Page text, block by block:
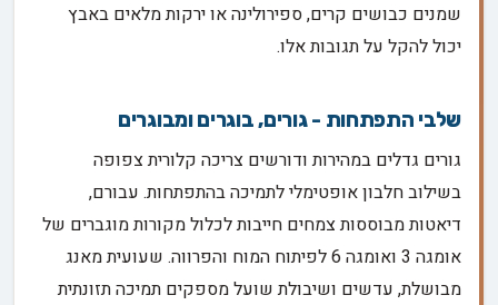
שמנים כבושים קרים, ספירולינה או ירקות מלאים באבץ
יכול להקל על תגובות אלו.
שלבי התפתחות - גורים, בוגרים ומבוגרים
גורים גדלים במהירות ודורשים צריכה קלורית צפופה
בשילוב חלבון אופטימלי לתמיכה בהתפתחות. עבורם,
דיאטות מבוססות צמחים חייבות לכלול מקורות מוגברים של
אומגה 3 ואומגה 6 לפיתוח המוח והפרווה. שעועית מאנג
מבושלת, עדשים ושיבולת שועל מספקים תמיכה תזונתית